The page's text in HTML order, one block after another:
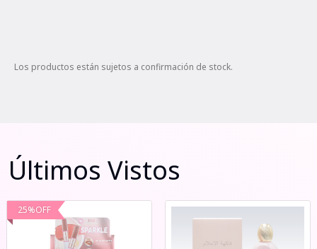
Los productos están sujetos a confirmación de stock.
Últimos Vistos
25%OFF